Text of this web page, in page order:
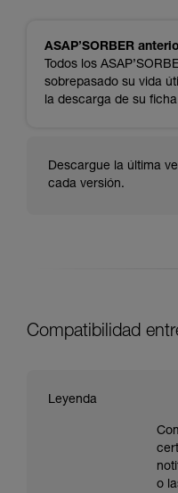
ASAP’SORBER
Todos los
sobrepasado su vida
la descarga de su
Descargue la última
cada versión.
Compatibilidad
Leyenda
o